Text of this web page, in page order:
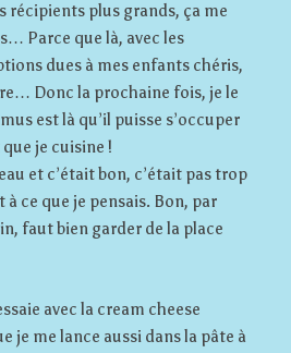
plus grands, ça me
Parce que là, avec les
dues à mes enfants chéris,
Donc la prochaine fois, je le
est là qu’il puisse s’occuper
je cuisine !
et c’était bon, c’était pas trop
ce que je pensais. Bon, par
faut bien garder de la place
avec la cream cheese
je me lance aussi dans la pâte à